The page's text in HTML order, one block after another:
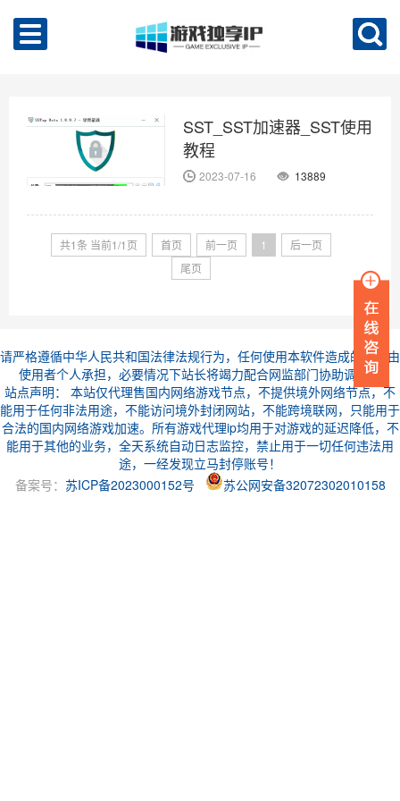
SST_SST加速器_SST使用
教程
2023-07-16 13889
共1条 当前1/1页 首页 前一页 1
后一页
尾页
请严格遵循中华人民共和国法律法规行为，任何使用本软件造成的后果由
使用者个人承担，必要情况下站长将竭力配合网监部门协助调查。
站点声明： 本站仅代理售国内网络游戏节点，不提供境外网络节点，不
能用于任何非法用途，不能访问境外封闭网站，不能跨境联网，只能用于
合法的国内网络游戏加速。所有游戏代理ip均用于对游戏的延迟降低，不
能用于其他的业务，全天系统自动日志监控，禁止用于一切任何违法用
途，一经发现立马封停账号！
备案号： 苏ICP备2023000152号 苏公网安备32072302010158